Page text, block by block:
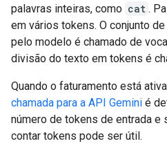
palavras inteiras, como cat .
em vários tokens. O conjunto
pelo modelo é chamado de
divisão do texto em tokens é
Quando o faturamento está
chamada para a API Gemini é
número de tokens de entrada e
contar tokens pode ser útil.